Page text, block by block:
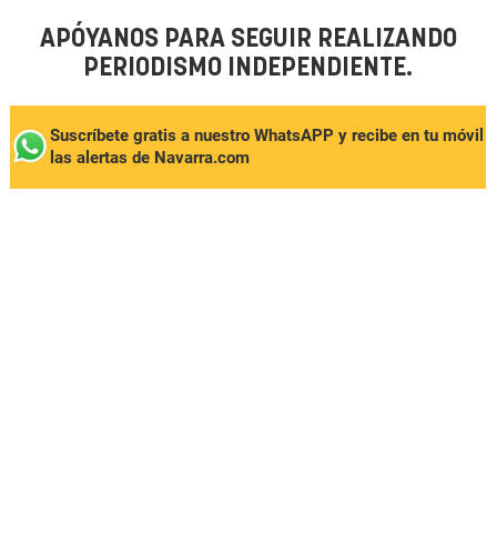
APÓYANOS PARA SEGUIR REALIZANDO
PERIODISMO INDEPENDIENTE.
Suscríbete gratis a nuestro WhatsAPP y recibe en tu móvil
las alertas de Navarra.com